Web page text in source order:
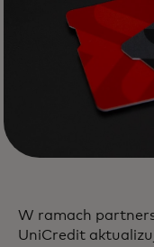
W ramach
UniCredit